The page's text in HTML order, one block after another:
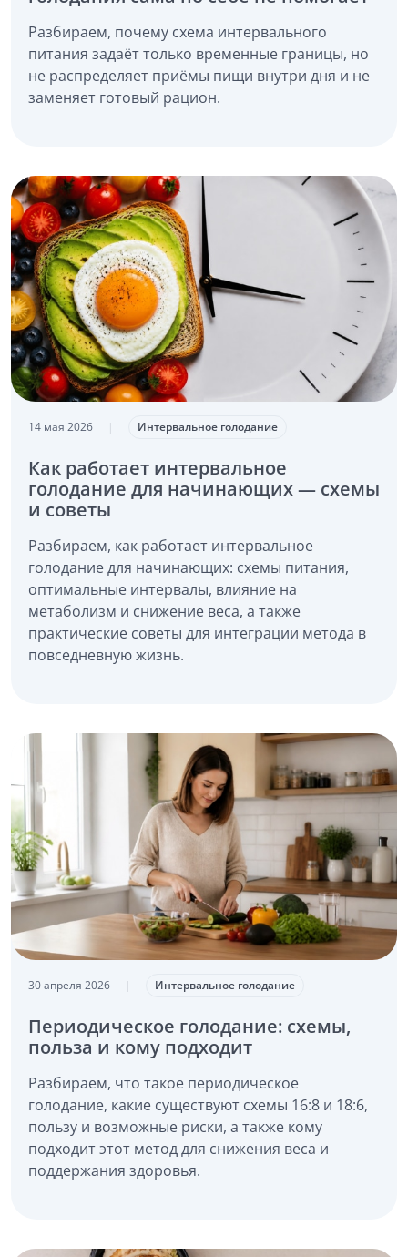
Разбираем, почему схема интервального
питания задаёт только временные границы, но
не распределяет приёмы пищи внутри дня и не
заменяет готовый рацион.
14 мая 2026 | Интервальное голодание
Как работает интервальное
голодание для начинающих — схемы
и советы
Разбираем, как работает интервальное
голодание для начинающих: схемы питания,
оптимальные интервалы, влияние на
метаболизм и снижение веса, а также
практические советы для интеграции метода в
повседневную жизнь.
30 апреля 2026 | Интервальное голодание
Периодическое голодание: схемы,
польза и кому подходит
Разбираем, что такое периодическое
голодание, какие существуют схемы 16:8 и 18:6,
пользу и возможные риски, а также кому
подходит этот метод для снижения веса и
поддержания здоровья.